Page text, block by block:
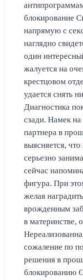
блокирование
напрямую с
наглядно
один
жалуется на
крестцовом
удается снять
Диагностика
сзади. Намек на
партнера в
выясняется,
серьезно
сейчас
фигура. При
желая
врожденным
в материнстве,
сожаление по
решения в
блокированию